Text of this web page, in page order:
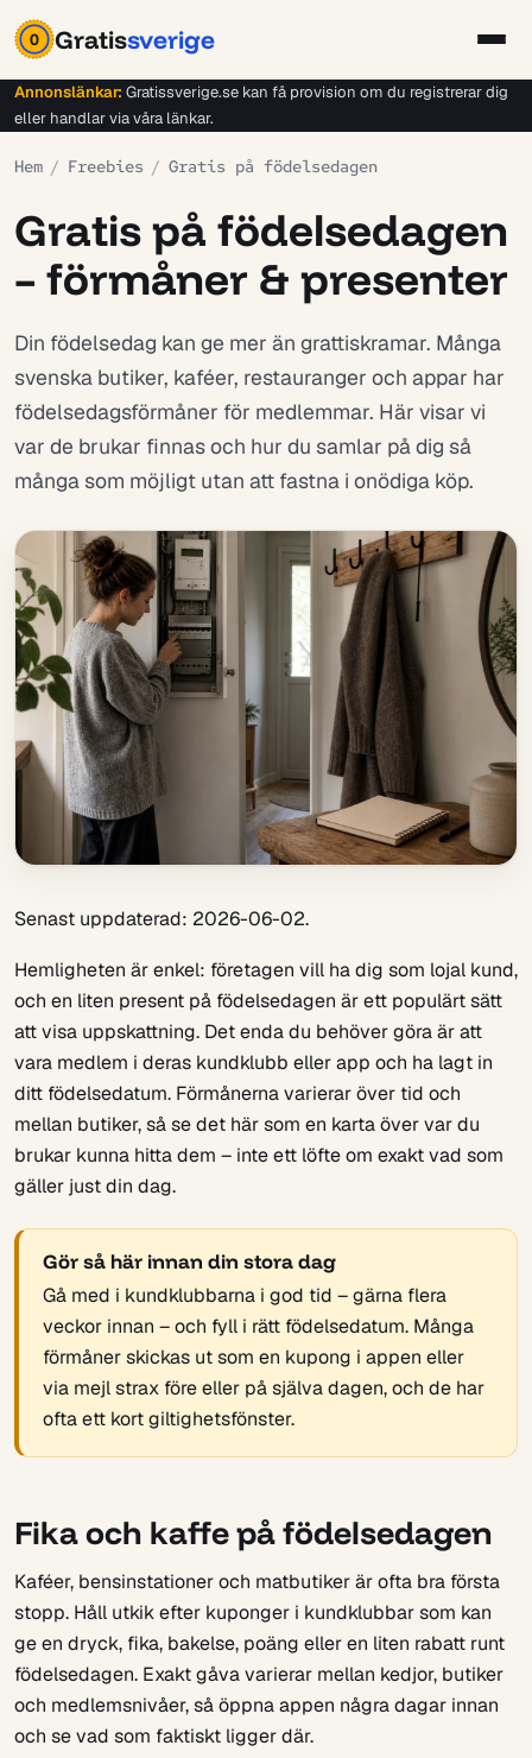
0 Gratissverige
Annonslänkar: Gratissverige.se kan få provision om du registrerar dig
eller handlar via våra länkar.
Hem / Freebies / Gratis på födelsedagen
Gratis på födelsedagen
– förmåner & presenter
Din födelsedag kan ge mer än grattiskramar. Många
svenska butiker, kaféer, restauranger och appar har
födelsedagsförmåner för medlemmar. Här visar vi
var de brukar finnas och hur du samlar på dig så
många som möjligt utan att fastna i onödiga köp.
Senast uppdaterad: 2026-06-02.
Hemligheten är enkel: företagen vill ha dig som lojal kund,
och en liten present på födelsedagen är ett populärt sätt
att visa uppskattning. Det enda du behöver göra är att
vara medlem i deras kundklubb eller app och ha lagt in
ditt födelsedatum. Förmånerna varierar över tid och
mellan butiker, så se det här som en karta över var du
brukar kunna hitta dem – inte ett löfte om exakt vad som
gäller just din dag.
Gör så här innan din stora dag
Gå med i kundklubbarna i god tid – gärna flera
veckor innan – och fyll i rätt födelsedatum. Många
förmåner skickas ut som en kupong i appen eller
via mejl strax före eller på själva dagen, och de har
ofta ett kort giltighetsfönster.
Fika och kaffe på födelsedagen
Kaféer, bensinstationer och matbutiker är ofta bra första
stopp. Håll utkik efter kuponger i kundklubbar som kan
ge en dryck, fika, bakelse, poäng eller en liten rabatt runt
födelsedagen. Exakt gåva varierar mellan kedjor, butiker
och medlemsnivåer, så öppna appen några dagar innan
och se vad som faktiskt ligger där.